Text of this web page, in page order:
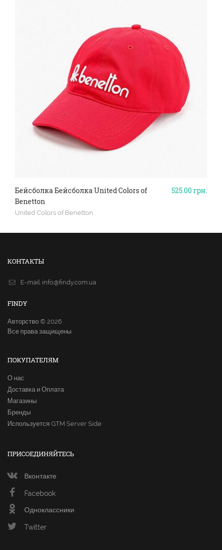
525.00грн.
Бейсболка Бейсболка United Colors of
Benetton
United Colors of Benetton
КОНТАКТЫ
E-mail. info@findy.com.ua
FINDY
Авторство © 2026
Все права защищены.
ПОКУПАТЕЛЯМ
О нас
Доставка и Оплата
Магазины
Бренды
Используется GTM Server Side
ПРИСОЕДИНЯЙТЕСЬ
Вконтакте
Facebook
Одноклассники
Twitter